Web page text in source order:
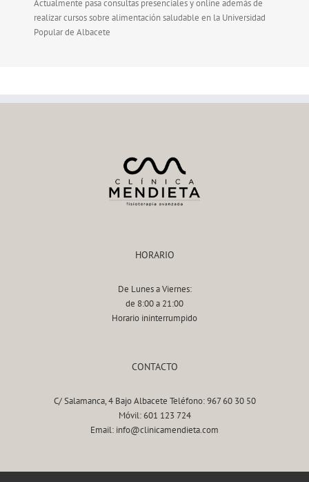
Actualmente pasa consultas presenciales y online además de
realizar cursos sobre alimentación saludable en la Universidad
Popular de Albacete
HORARIO
De Lunes a Viernes:
de 8:00 a 21:00
Horario ininterrumpido
CONTACTO
C/ Salamanca, 4 Bajo Albacete Teléfono: 967 60 30 50
Móvil: 601 123 724
Email: info@clinicamendieta.com